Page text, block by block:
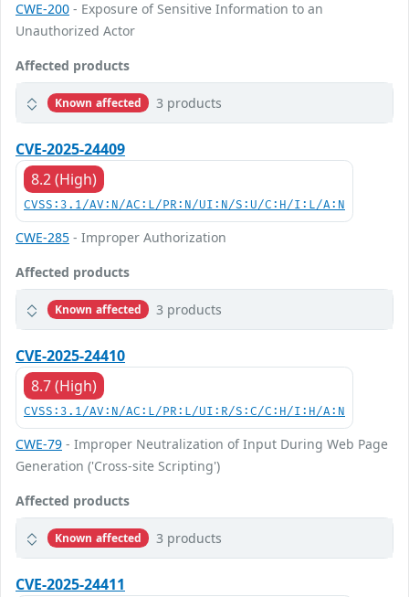
CWE-200 - Exposure of Sensitive Information to an
Unauthorized Actor
Affected products
Known affected 3 products
CVE-2025-24409
8.2 (High)
CVSS:3.1/AV:N/AC:L/PR:N/UI:N/S:U/C:H/I:L/A:N
CWE-285 - Improper Authorization
Affected products
Known affected 3 products
CVE-2025-24410
8.7 (High)
CVSS:3.1/AV:N/AC:L/PR:L/UI:R/S:C/C:H/I:H/A:N
CWE-79 - Improper Neutralization of Input During Web Page
Generation ('Cross-site Scripting')
Affected products
Known affected 3 products
CVE-2025-24411